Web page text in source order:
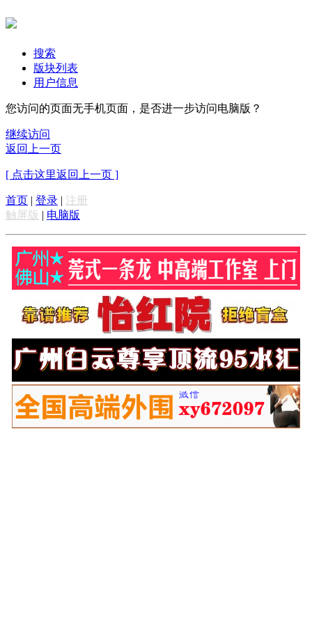
搜索
版块列表
用户信息
您访问的页面无手机页面，是否进一步访问电脑版？
继续访问
返回上一页
[ 点击这里返回上一页 ]
首页 | 登录 | 注册
触屏版 | 电脑版